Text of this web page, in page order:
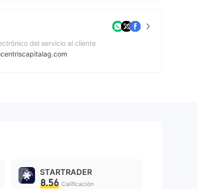
del servicio al cliente
STARTRADER
8.56 Calificación